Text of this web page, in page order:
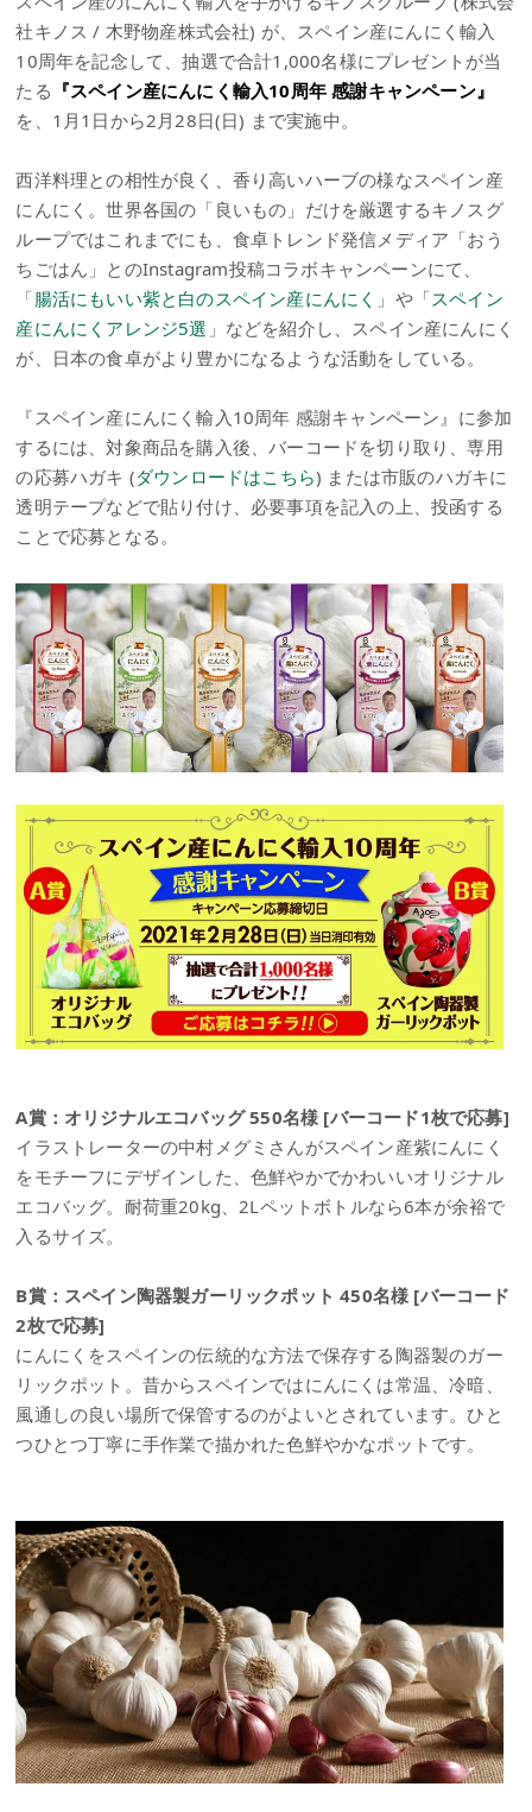
社キノス / 木野物産株式会社) が、スペイン産にんにく輸入
10周年を記念して、抽選で合計1,000名様にプレゼントが当
たる 『スペイン産にんにく輸入10周年 感謝キャンペーン』
を、1月1日から2月28日(日) まで実施中。
西洋料理との相性が良く、香り高いハーブの様なスペイン産
にんにく。世界各国の「良いもの」だけを厳選するキノスグ
ループではこれまでにも、食卓トレンド発信メディア「おう
ちごはん」とのInstagram投稿コラボキャンペーンにて、
「腸活にもいい紫と白のスペイン産にんにく 」や「スペイン
産にんにくアレンジ5選 」などを紹介し、スペイン産にんにく
が、日本の食卓がより豊かになるような活動をしている。
『スペイン産にんにく輸入10周年 感謝キャンペーン』に参加
するには、対象商品を購入後、バーコードを切り取り、専用
の応募ハガキ (ダウンロードはこちら) または市販のハガキに
透明テープなどで貼り付け、必要事項を記入の上、投函する
ことで応募となる。
A賞：オリジナルエコバッグ 550名様 [バーコード1枚で応募]
イラストレーターの中村メグミさんがスペイン産紫にんにく
をモチーフにデザインした、色鮮やかでかわいいオリジナル
エコバッグ。耐荷重20kg、2Lペットボトルなら6本が余裕で
入るサイズ。
B賞：スペイン陶器製ガーリックポット 450名様 [バーコード
2枚で応募]
にんにくをスペインの伝統的な方法で保存する陶器製のガー
リックポット。昔からスペインではにんにくは常温、冷暗、
風通しの良い場所で保管するのがよいとされています。ひと
つひとつ丁寧に手作業で描かれた色鮮やかなポットです。